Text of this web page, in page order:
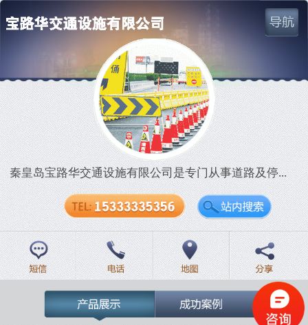
秦皇岛宝路华交通设施有限公司是专门从事道路及停...
网站首页
公司简介
战略伙伴
产品展示
成功案例
联系我们